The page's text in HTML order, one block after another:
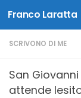
Salta al
Franco Laratta
SCRIVONO DI ME
San
attende